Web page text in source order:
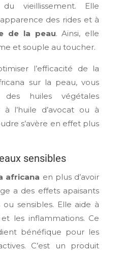
vieillissement. Elle
des rides et à
de la peau. Ainsi, elle
et souple au toucher.
l’efficacité de la
sur la peau, vous
huiles végétales
à l’huile d’avocat ou à
s’avère en effet plus
sensibles
africana en plus d’avoir
a des effets apaisants
sensibles. Elle aide à
les inflammations. Ce
bénéfique pour les
C’est un produit